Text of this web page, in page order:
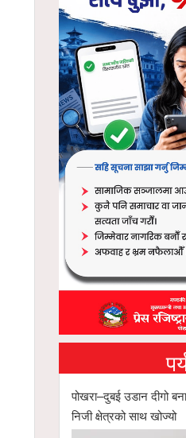
पोखरा–दुबई उडान दीगो
निजी क्षेत्रको साथ खोज्यो